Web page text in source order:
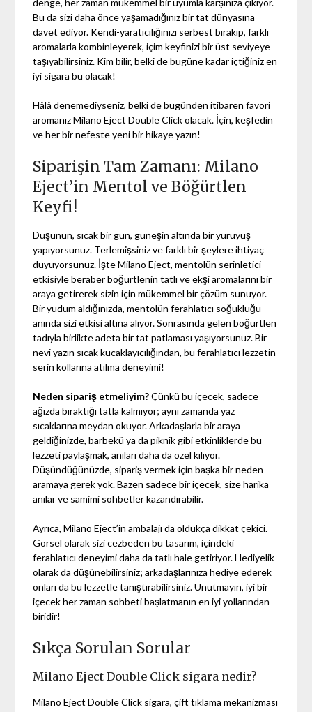
Bu da sizi daha önce yaşamadığınız bir tat dünyasına
davet ediyor. Kendi-yaratıcılığınızı serbest bırakıp, farklı
aromalarla kombinleyerek, içim keyfinizi bir üst seviyeye
taşıyabilirsiniz. Kim bilir, belki de bugüne kadar içtiğiniz en
iyi sigara bu olacak!
Hâlâ denemediyseniz, belki de bugünden itibaren favori
aromanız Milano Eject Double Click olacak. İçin, keşfedin
ve her bir nefeste yeni bir hikaye yazın!
Siparişin Tam Zamanı: Milano
Eject’in Mentol ve Böğürtlen
Keyfi!
Düşünün, sıcak bir gün, güneşin altında bir yürüyüş
yapıyorsunuz. Terlemişsiniz ve farklı bir şeylere ihtiyaç
duyuyorsunuz. İşte Milano Eject, mentolün serinletici
etkisiyle beraber böğürtlenin tatlı ve ekşi aromalarını bir
araya getirerek sizin için mükemmel bir çözüm sunuyor.
Bir yudum aldığınızda, mentolün ferahlatıcı soğukluğu
anında sizi etkisi altına alıyor. Sonrasında gelen böğürtlen
tadıyla birlikte adeta bir tat patlaması yaşıyorsunuz. Bir
nevi yazın sıcak kucaklayıcılığından, bu ferahlatıcı lezzetin
serin kollarına atılma deneyimi!
Neden sipariş etmeliyim?Çünkü bu içecek, sadece
ağızda bıraktığı tatla kalmıyor; aynı zamanda yaz
sıcaklarına meydan okuyor. Arkadaşlarla bir araya
geldiğinizde, barbekü ya da piknik gibi etkinliklerde bu
lezzeti paylaşmak, anıları daha da özel kılıyor.
Düşündüğünüzde, sipariş vermek için başka bir neden
aramaya gerek yok. Bazen sadece bir içecek, size harika
anılar ve samimi sohbetler kazandırabilir.
Ayrıca, Milano Eject’in ambalajı da oldukça dikkat çekici.
Görsel olarak sizi cezbeden bu tasarım, içindeki
ferahlatıcı deneyimi daha da tatlı hale getiriyor. Hediyelik
olarak da düşünebilirsiniz; arkadaşlarınıza hediye ederek
onları da bu lezzetle tanıştırabilirsiniz. Unutmayın, iyi bir
içecek her zaman sohbeti başlatmanın en iyi yollarından
biridir!
Sıkça Sorulan Sorular
Milano Eject Double Click sigara nedir?
Milano Eject Double Click sigara, çift tıklama mekanizması